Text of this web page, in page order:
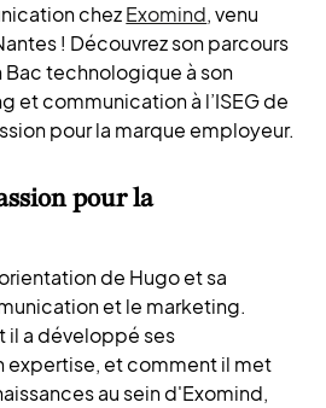
chezExomind, venu
! Découvrez son parcours
Bac technologique à son
et communication à l’ISEG de
pour la marque employeur.
pour la
de Hugo et sa
et le marketing.
il a développé ses
et comment il met
au sein d'Exomind,